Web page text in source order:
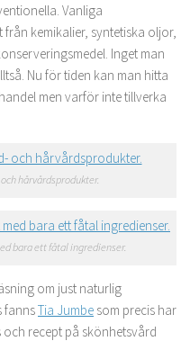
Vanliga
kemikalier, syntetiska oljor,
Inget man
Nu för tiden kan man hitta
men varför inte tillverka
hårvårdsprodukter.
bara ett fåtal ingredienser.
om just naturlig
fannsTia Jumbe som precis har
recept på skönhetsvård